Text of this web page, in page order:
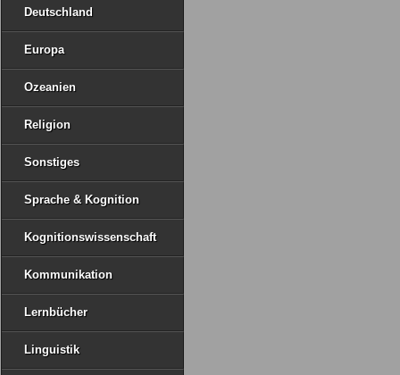
Deutschland
Europa
Ozeanien
Religion
Sonstiges
Sprache & Kognition
Kognitionswissenschaft
Kommunikation
Lernbücher
Linguistik